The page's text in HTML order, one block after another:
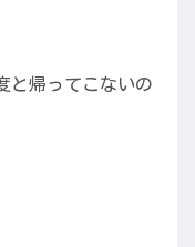
と帰ってこないの